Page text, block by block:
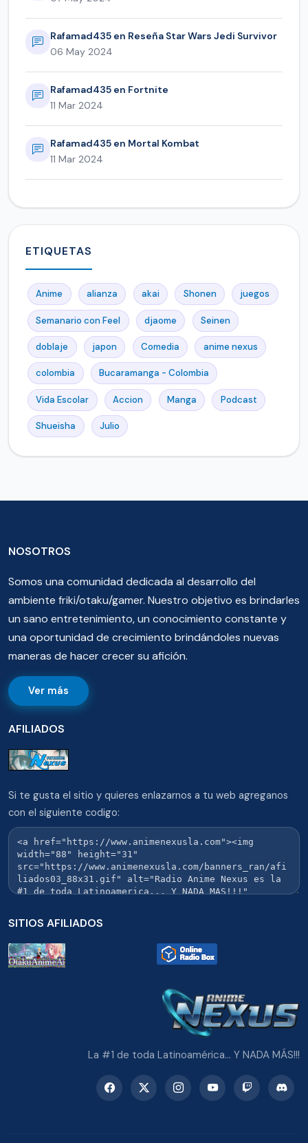
Rafamad435 en Reseña Star Wars Jedi Survivor
06 May 2024
Rafamad435 en Fortnite
11 Mar 2024
Rafamad435 en Mortal Kombat
11 Mar 2024
ETIQUETAS
Anime alianza akai Shonen juegos
Semanario con Feel djaome Seinen
doblaje japon Comedia anime nexus
colombia Bucaramanga - Colombia
Vida Escolar Accion Manga Podcast
Shueisha Julio
NOSOTROS
Somos una comunidad dedicada al desarrollo del
ambiente friki/otaku/gamer. Nuestro objetivo es brindarles
un sano entretenimiento, un conocimiento constante y
una oportunidad de crecimiento brindándoles nuevas
maneras de hacer crecer su afición.
Ver más
AFILIADOS
Si te gusta el sitio y quieres enlazarnos a tu web agreganos
con el siguiente codigo:
SITIOS AFILIADOS
La #1 de toda Latinoamérica... Y NADA MÁS!!!